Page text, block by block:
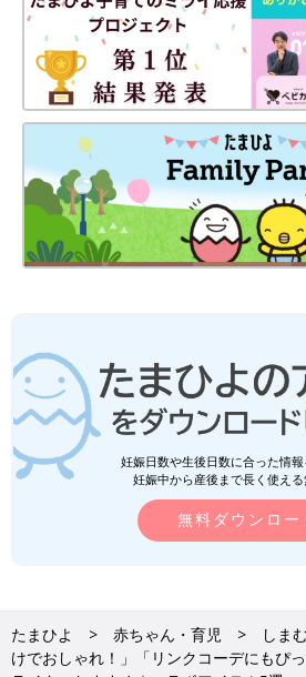
妊娠日数や生後日数に合った情
妊娠中から産後まで長く使える
無料ダウンロー
たまひよ 赤ちゃん・育児
しま
けでおしゃれ！」「リンクコーデにもぴ